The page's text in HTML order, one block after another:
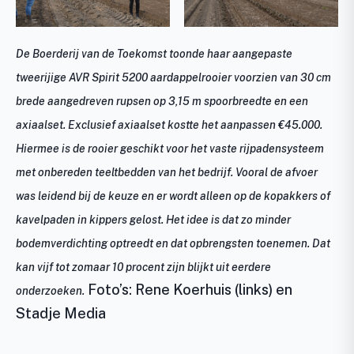
De Boerderij van de Toekomst toonde haar aangepaste
tweerijige AVR Spirit 5200 aardappelrooier voorzien van 30 cm
brede aangedreven rupsen op 3,15 m spoorbreedte en een
axiaalset. Exclusief axiaalset kostte het aanpassen €45.000.
Hiermee is de rooier geschikt voor het vaste rijpadensysteem
met onbereden teeltbedden van het bedrijf. Vooral de afvoer
was leidend bij de keuze en er wordt alleen op de kopakkers of
kavelpaden in kippers gelost. Het idee is dat zo minder
bodemverdichting optreedt en dat opbrengsten toenemen. Dat
kan vijf tot zomaar 10 procent zijn blijkt uit eerdere
onderzoeken. Foto’s: Rene Koerhuis (links) en
Stadje Media